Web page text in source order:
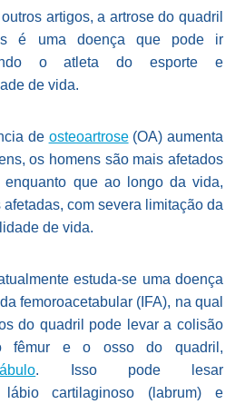
artigos, a artrose do quadril
é uma doença que pode ir
o atleta do esporte e
de vida.
de osteoartrose(OA) aumenta
os homens são mais afetados
que ao longo da vida,
com severa limitação da
de vida.
estuda-se uma doença
femoroacetabular (IFA), na qual
do quadril pode levar a colisão
fêmur e o osso do quadril,
. Isso pode lesar
lábio cartilaginoso (labrum) e